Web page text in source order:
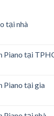
tại nhà
Piano tại
giaPiano tại gia
gia